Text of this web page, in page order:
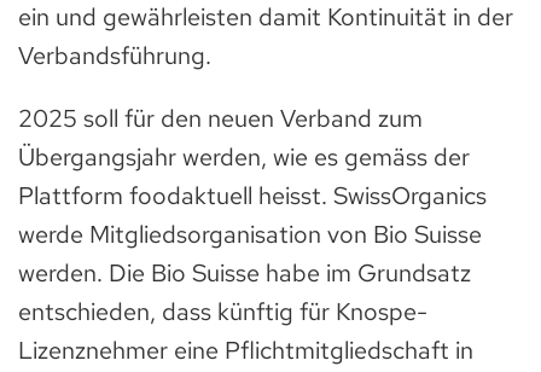
ein und gewährleisten damit Kontinuität in der
Verbandsführung.
2025 soll für den neuen Verband zum
Übergangsjahr werden, wie es gemäss der
Plattform foodaktuell heisst. SwissOrganics
werde Mitgliedsorganisation von Bio Suisse
werden. Die Bio Suisse habe im Grundsatz
entschieden, dass künftig für Knospe-
Lizenznehmer eine Pflichtmitgliedschaft in